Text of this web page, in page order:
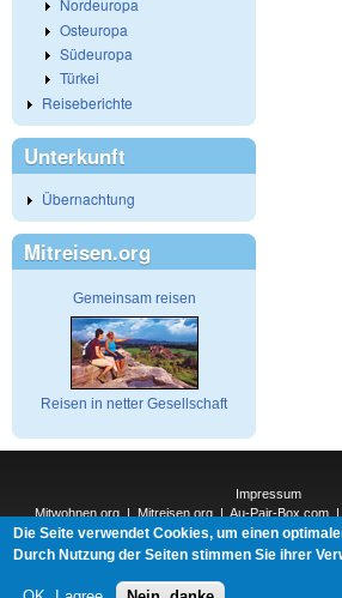
Nordeuropa
Osteuropa
Südeuropa
Türkei
Reiseberichte
Unterkunft
Übernachtung
Mitreisen.org
Gemeinsam reisen
Reisen in netter Gesellschaft
Impressum
Mitwohnen.org|Mitreisen.org|Au-Pair-Box.com
Under.org |Elderpair.com
Interconnections-Verlag.de|Natur-und-
Die Seite verwendet Cookies, um einen
Durch Nutzung der Seiten stimmen Sie ihrer